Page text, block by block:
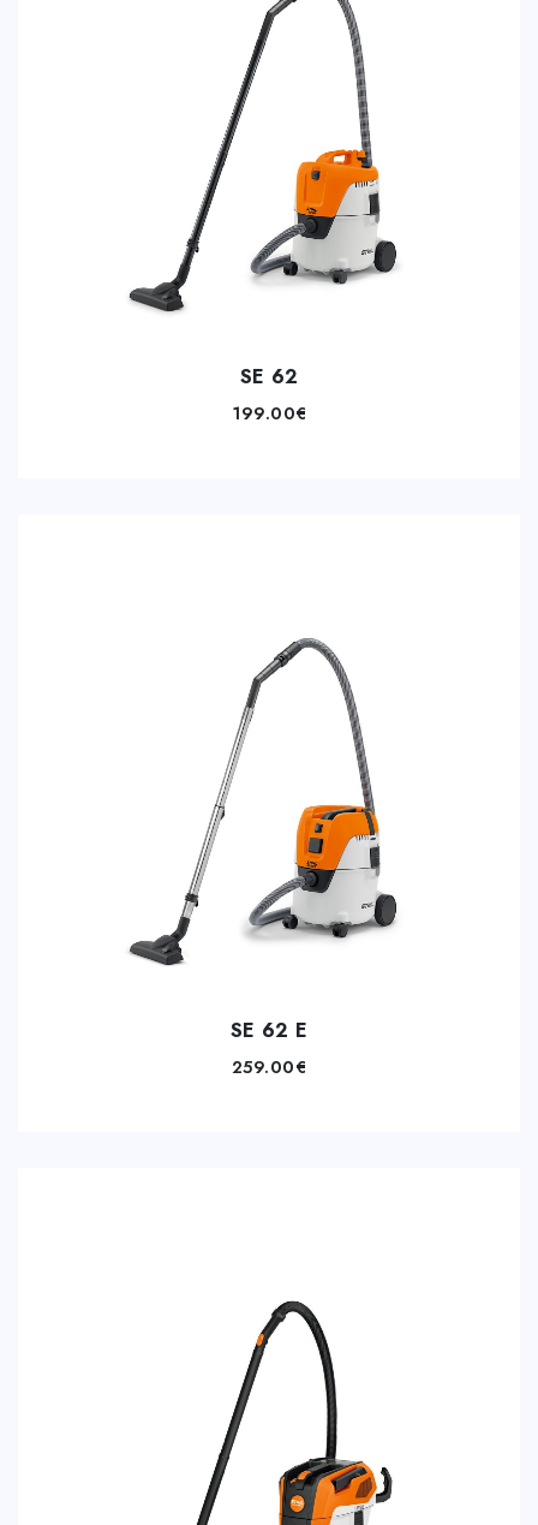
SE 62
199.00€
SE 62 E
259.00€